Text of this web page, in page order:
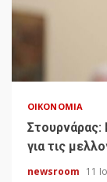
ΟΙΚΟΝΟΜΊΑ
για τις
newsroom 11